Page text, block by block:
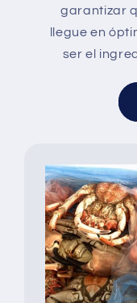
garantizar
llegue en
ser el